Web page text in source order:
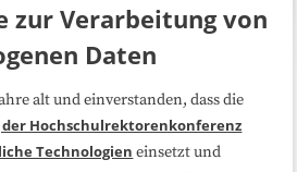
FAQ
Kooperationen
zur Verarbeitung von
Daten
alt und einverstanden, dass die
Hochschulrektorenkonferenz
Technologien einsetzt und